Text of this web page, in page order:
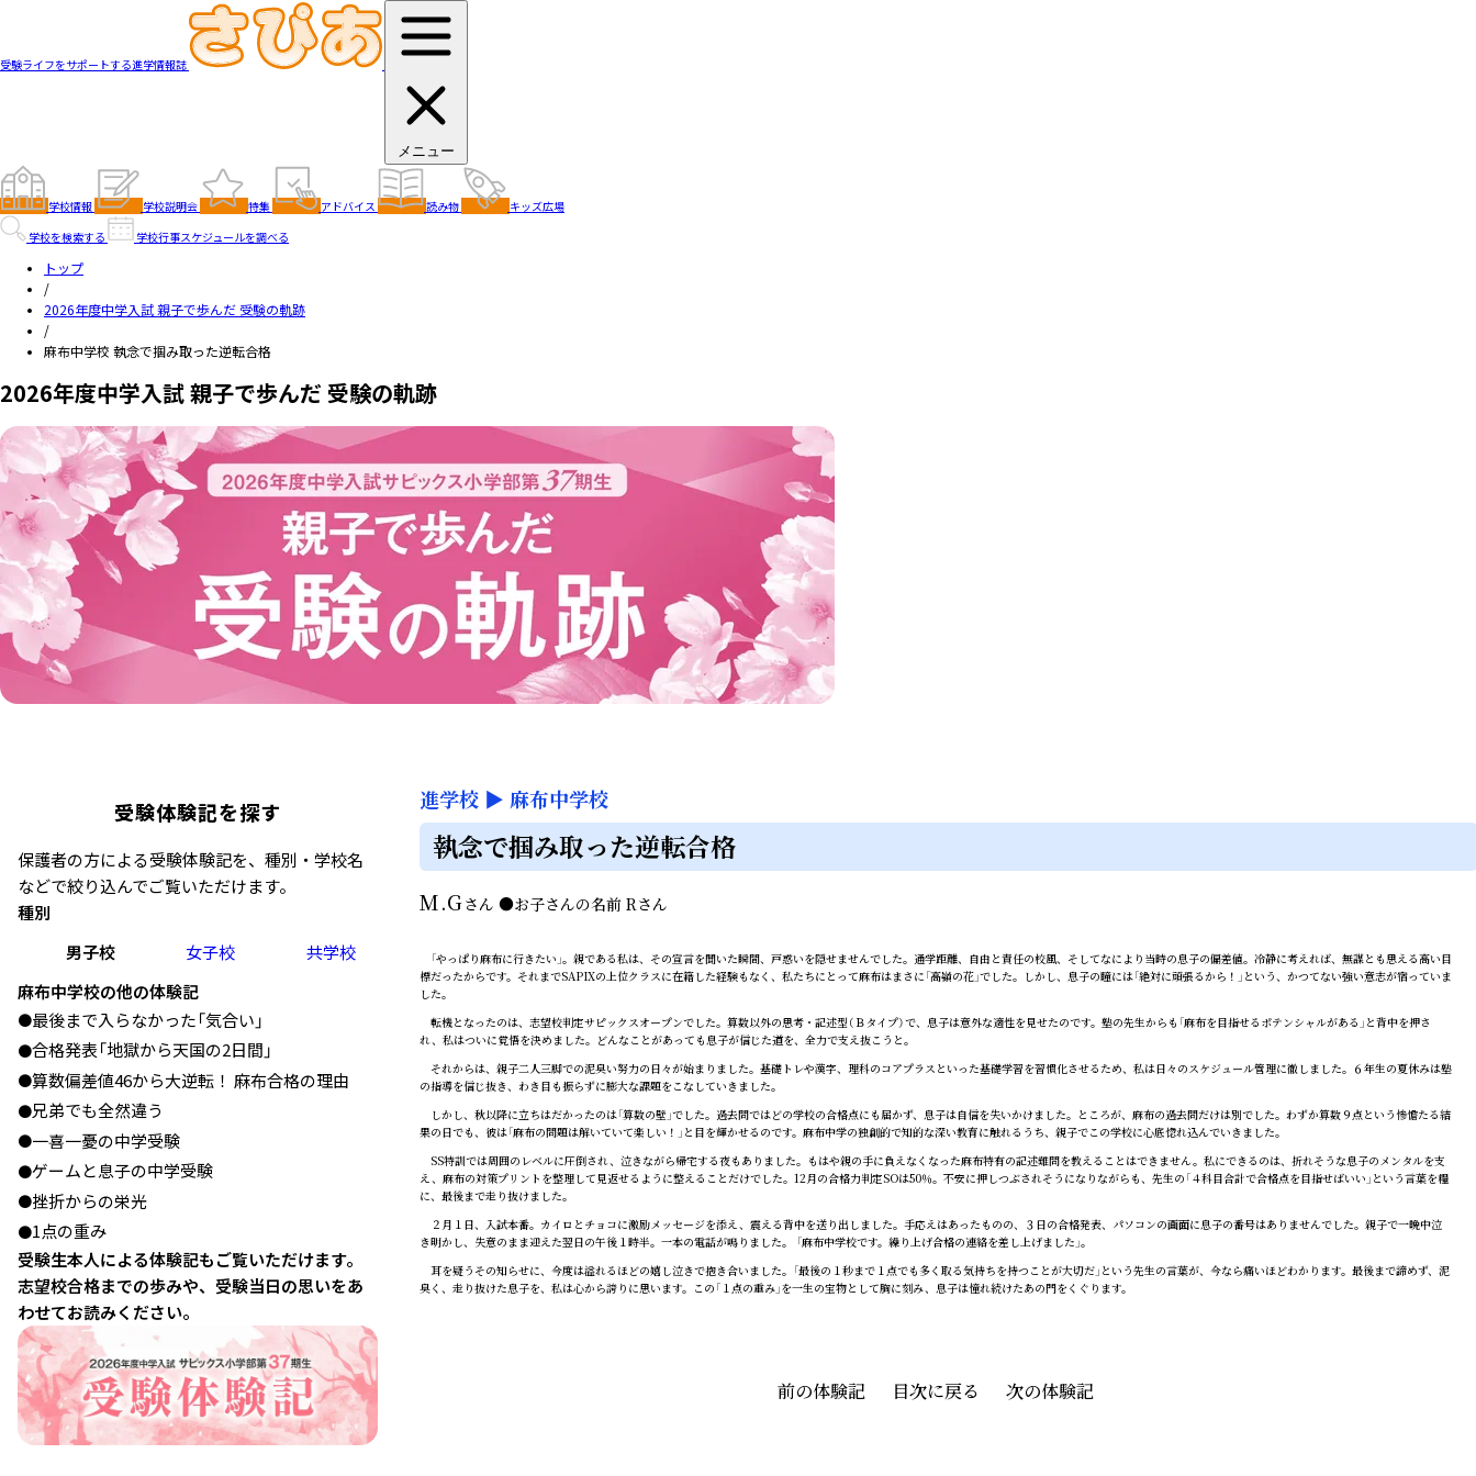
受験ライフをサポートする進学情報誌
メニュー
学校情報 学校説明会 特集 アドバイス 読み物
キッズ広場
学校を検索する
学校行事スケジュールを調べる
トップ
/
2026年度中学入試 親子で歩んだ 受験の軌跡
/
麻布中学校 執念で掴み取った逆転合格
2026年度中学入試 親子で歩んだ 受験の軌跡
受験体験記を探す
保護者の方による受験体験記を、種別・学校名
などで絞り込んでご覧いただけます。
種別
男子校
女子校
共学校
麻布中学校の他の体験記
●最後まで入らなかった「気合い」
●合格発表「地獄から天国の2日間」
●算数偏差値46から大逆転！ 麻布合格の理由
●兄弟でも全然違う
●一喜一憂の中学受験
●ゲームと息子の中学受験
●挫折からの栄光
●1点の重み
受験生本人による体験記もご覧いただけます。
志望校合格までの歩みや、受験当日の思いをあ
わせてお読みください。
進学校 ▶ 麻布中学校
執念で掴み取った逆転合格
M.Gさん ●お子さんの名前 Rさん
「やっぱり麻布に行きたい」。親である私は、その宣言を聞いた瞬間、戸惑いを隠せませんでした。通学距離、自由と責任の校風、そしてなにより当時の息子の偏差値。冷静に考えれば、無謀とも思える高い目
標だったからです。それまでSAPIXの上位クラスに在籍した経験もなく、私たちにとって麻布はまさに「高嶺の花」でした。しかし、息子の瞳には「絶対に頑張るから！」という、かつてない強い意志が宿っていま
した。
転機となったのは、志望校判定サピックスオープンでした。算数以外の思考・記述型（Ｂタイプ）で、息子は意外な適性を見せたのです。塾の先生からも「麻布を目指せるポテンシャルがある」と背中を押さ
れ、私はついに覚悟を決めました。どんなことがあっても息子が信じた道を、全力で支え抜こうと。
それからは、親子二人三脚での泥臭い努力の日々が始まりました。基礎トレや漢字、理科のコアプラスといった基礎学習を習慣化させるため、私は日々のスケジュール管理に徹しました。６年生の夏休みは塾
の指導を信じ抜き、わき目も振らずに膨大な課題をこなしていきました。
しかし、秋以降に立ちはだかったのは「算数の壁」でした。過去問ではどの学校の合格点にも届かず、息子は自信を失いかけました。ところが、麻布の過去問だけは別でした。わずか算数９点という惨憺たる結
果の日でも、彼は「麻布の問題は解いていて楽しい！」と目を輝かせるのです。麻布中学の独創的で知的な深い教育に触れるうち、親子でこの学校に心底惚れ込んでいきました。
SS特訓では周囲のレベルに圧倒され、泣きながら帰宅する夜もありました。もはや親の手に負えなくなった麻布特有の記述難問を教えることはできません。私にできるのは、折れそうな息子のメンタルを支
え、麻布の対策プリントを整理して見返せるように整えることだけでした。12月の合格力判定SOは50％。不安に押しつぶされそうになりながらも、先生の「４科目合計で合格点を目指せばいい」という言葉を糧
に、最後まで走り抜けました。
２月１日、入試本番。カイロとチョコに激励メッセージを添え、震える背中を送り出しました。手応えはあったものの、３日の合格発表、パソコンの画面に息子の番号はありませんでした。親子で一晩中泣
き明かし、失意のまま迎えた翌日の午後１時半。一本の電話が鳴りました。 「麻布中学校です。繰り上げ合格の連絡を差し上げました」。
耳を疑うその知らせに、今度は溢れるほどの嬉し泣きで抱き合いました。「最後の１秒まで１点でも多く取る気持ちを持つことが大切だ」という先生の言葉が、今なら痛いほどわかります。最後まで諦めず、泥
臭く、走り抜けた息子を、私は心から誇りに思います。この「１点の重み」を一生の宝物として胸に刻み、息子は憧れ続けたあの門をくぐります。
前の体験記 目次に戻る 次の体験記